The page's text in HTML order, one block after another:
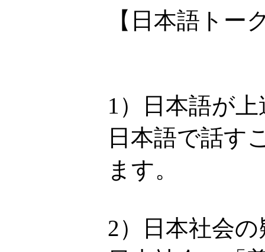
【日本語ト
1）日本語が
日本語で話す
ます。
2）日本社会